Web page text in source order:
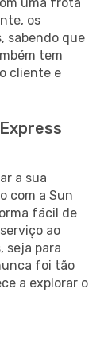
os
sabendo que
tem
cliente e
a sua
com a Sun
fácil de
ao
seja para
foi tão
a explorar o